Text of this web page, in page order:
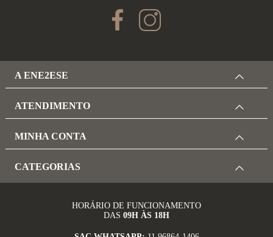
A ENE2ESE
ATENDIMENTO
MINHA CONTA
CATEGORIAS
HORÁRIO DE FUNCIONAMENTO
DAS 09H ÀS 18H